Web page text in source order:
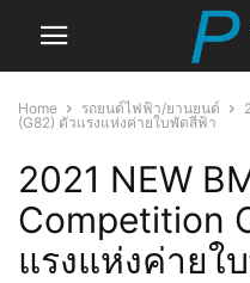
Home รถยนต์ไฟฟ้า/ยานยนต์
(G82) ตัวแรงแห่งค่ายใบพัดสีฟ้า
2021 NEW
Competition
แรงแห่งค่ายใ